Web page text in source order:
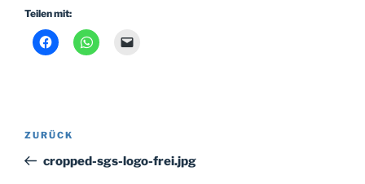
Teilen mit:
Beitragsnavigation
Vorheriger
Beitrag
ZURÜCK
cropped-sgs-logo-frei.jpg